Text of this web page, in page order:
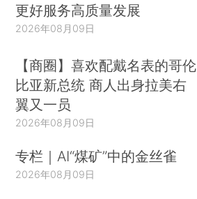
更好服务高质量发展
2026年08月09日
【商圈】喜欢配戴名表的哥伦
比亚新总统 商人出身拉美右
翼又一员
2026年08月09日
专栏｜AI“煤矿”中的金丝雀
2026年08月09日